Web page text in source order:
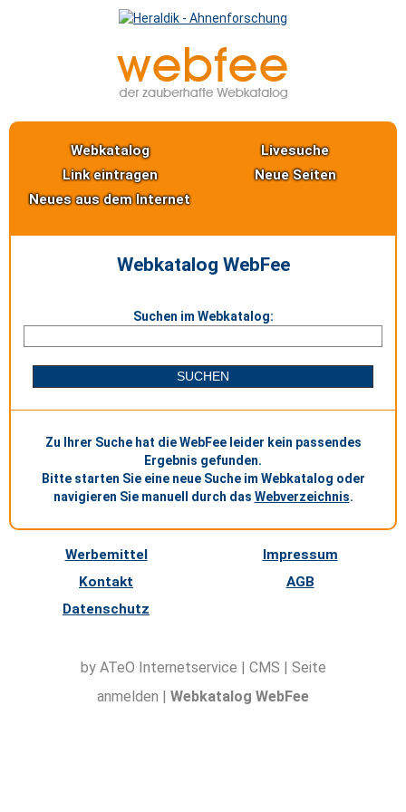
Webkatalog
Livesuche
Link eintragen
Neue Seiten
Neues aus dem Internet
Webkatalog WebFee
Suchen im Webkatalog:
Zu Ihrer Suche hat die WebFee leider kein passendes
Ergebnis gefunden.
Bitte starten Sie eine neue Suche im Webkatalog oder
navigieren Sie manuell durch das Webverzeichnis.
Werbemittel
Impressum
Kontakt
AGB
Datenschutz
by ATeO Internetservice | CMS | Seite
anmelden | Webkatalog WebFee